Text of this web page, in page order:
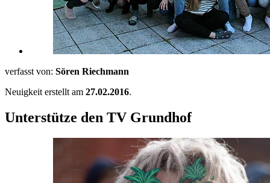
verfasst von: Sören Riechmann
Neuigkeit erstellt am 27.02.2016.
Unterstütze den TV Grundhof